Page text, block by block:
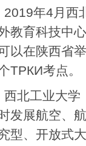
2019年4月西
教育科技中
以在陕西省
ТРКИ考点。
西北工业大学
发展航空、
型、开放式